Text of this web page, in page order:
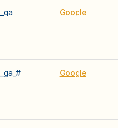
_ga Google
_ga_# Google